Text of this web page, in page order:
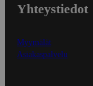
Yhteystiedot
Myymälät
Asiakaspalvelu